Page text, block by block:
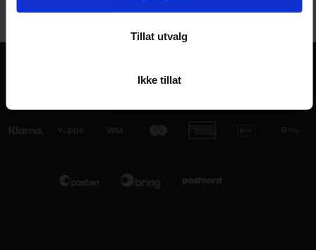
Tillat utvalg
Ikke tillat